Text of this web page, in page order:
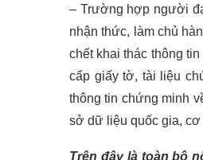
– Trường hợp người
nhận thức, làm chủ
chết khai thác thông
cấp giấy tờ, tài liệu
thông tin chứng minh
sở dữ liệu quốc gia,
Trên đây là toàn bộ